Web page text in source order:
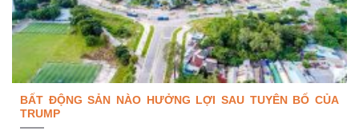
BẤT ĐỘNG SẢN NÀO HƯỞNG LỢI SAU TUYÊN BỐ CỦA
TRUMP